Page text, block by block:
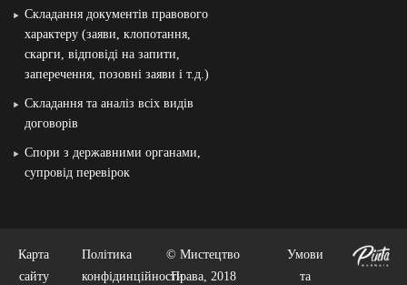
Складання документів правового
характеру (заяви, клопотання,
скарги, відповіді на запити,
заперечення, позовні заяви і т.д.)
Складання та аналіз всіх видів
договорів
Спори з державними органами,
супровід перевірок
Карта
сайту
Політика
конфідинційности
© Мистецтво
Права, 2018
Умови
та